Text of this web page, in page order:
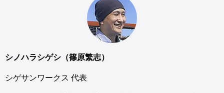
シノハラシゲシ（篠原繁志）
シゲサンワークス 代表